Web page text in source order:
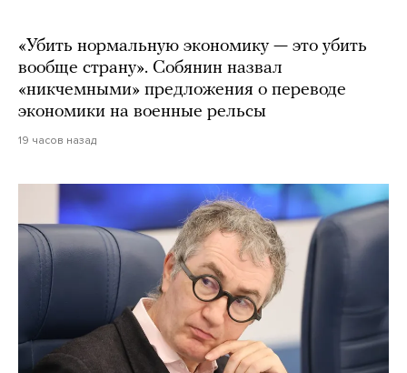
«Убить нормальную экономику — это убить
вообще страну». Собянин назвал
«никчемными» предложения о переводе
экономики на военные рельсы
19 часов назад